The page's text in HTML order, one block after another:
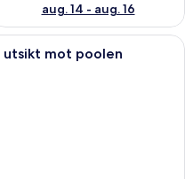
aug. 14 - aug. 16
säng med himmelssäng, en
utsikt mot poolen